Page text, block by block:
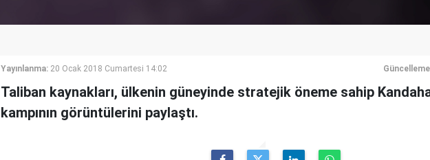
Yayınlanma: 20 Ocak 2018 Cumartesi 14:02
Taliban kaynakları, ülkenin güneyinde stratejik öneme sahip
kampının görüntülerini paylaştı.